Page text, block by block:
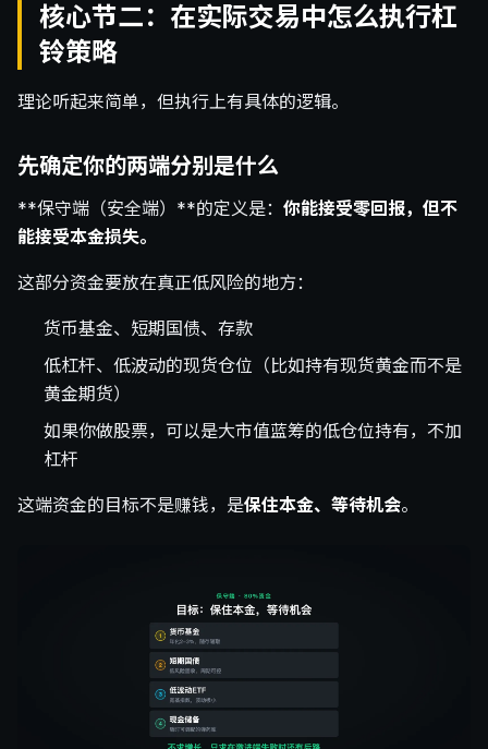
核心节二：在实际交易中怎么执行杠
铃策略
理论听起来简单，但执行上有具体的逻辑。
先确定你的两端分别是什么
**保守端（安全端）**的定义是： 你能接受零回报，但不
能接受本金损失。
这部分资金要放在真正低风险的地方：
货币基金、短期国债、存款
低杠杆、低波动的现货仓位（比如持有现货黄金而不是
黄金期货）
如果你做股票，可以是大市值蓝筹的低仓位持有，不加
杠杆
这端资金的目标不是赚钱，是保住本金、等待机会。